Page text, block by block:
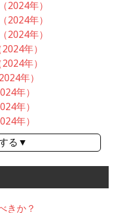
2024年）
2024年）
2024年）
年）
年）
年）
年）
年）
年）
る▼
きか？